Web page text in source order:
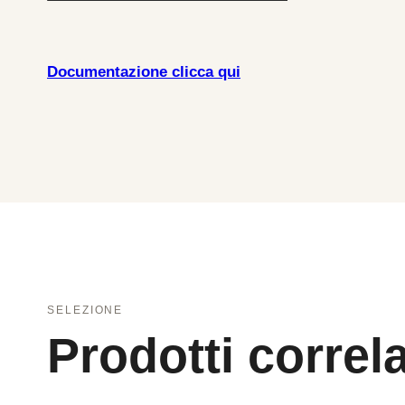
Documentazione clicca qui
SELEZIONE
Prodotti